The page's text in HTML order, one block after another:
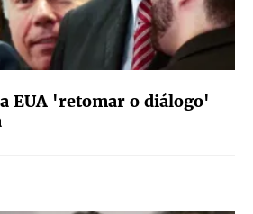
EUA 'retomar o diálogo'